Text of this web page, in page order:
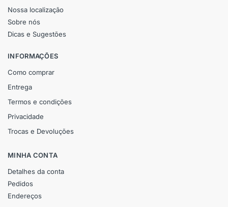
Nossa localização
Sobre nós
Dicas e Sugestões
INFORMAÇÕES
Como comprar
Entrega
Termos e condições
Privacidade
Trocas e Devoluções
MINHA CONTA
Detalhes da conta
Pedidos
Endereços